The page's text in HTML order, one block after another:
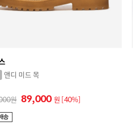
앤디 미드 목
89,000 원 [40%]